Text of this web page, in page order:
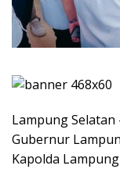
Lampung
Gubernur
Kapolda